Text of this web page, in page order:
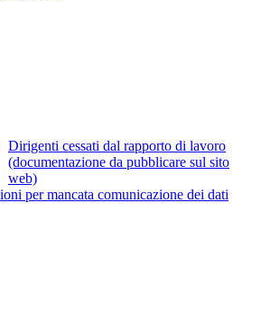
Dirigenti cessati dal rapporto di lavoro
(documentazione da pubblicare sul sito
web)
per mancata comunicazione dei dati